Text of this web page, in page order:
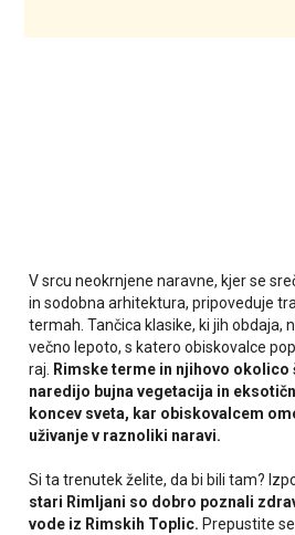
V srcu neokrnjene naravne, kjer se
in sodobna arhitektura, pripoveduje
termah. Tančica klasike, ki jih obdaja,
večno lepoto, s katero obiskovalce
raj. Rimske terme in njihovo okolico
naredijo bujna vegetacija in
koncev sveta, kar obiskovalcem
uživanje v raznoliki naravi.
Si ta trenutek želite, da bi bili tam?
stari Rimljani so dobro poznali
vode iz Rimskih Toplic. Prepustite